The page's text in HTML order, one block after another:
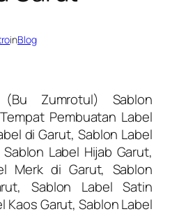
inBlog
(Bu Zumrotul) Sablon
Pembuatan Label
di Garut, Sablon Label
Label Hijab Garut,
Merk di Garut, Sablon
Sablon Label Satin
Kaos Garut, Sablon Label